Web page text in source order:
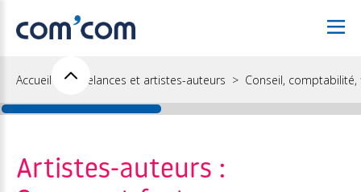
Accueil Freelances et artistes-auteurs Conseil, comptabilité,
Artistes-auteurs :